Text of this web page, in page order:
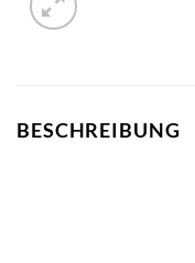
BESCHREIBUNG